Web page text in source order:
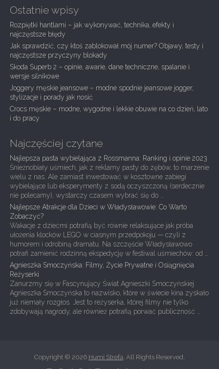
a
v
i
g
a
t
i
o
n
Ostatnie wpisy
Rozpiętki hantlami – jak wykonywać, technika, efekty i
najczęstsze błędy
Jak sprawdzić, czy ktoś zablokował mój numer? Objawy, testy i
najczęstsze przyczyny blokady
Skoda Superb 2 – opinie, awarie, dane techniczne, spalanie i
wersje silnikowe
Joggery męskie jeansowe – modne spodnie jeansowe jogger,
stylizacje i porady jak nosić
Crocs męskie – modne, wygodne i lekkie obuwie na co dzień, lato
i do pracy
Najczęściej czytane
Najlepsza pasta wybielająca z Rossmanna: Ranking i opinie 2023
Śnieżnobiały uśmiech, jak z reklamy pasty do zębów, to marzenie
wielu z nas. Ale zamiast inwestować w kosztowne zabiegi
wybielające lub eksperymenty z sodą oczyszczoną (serdecznie
nie polecamy), wystarczy czasem wybrać się do …
Najlepsze Atrakcje dla Dzieci w Władysławowie: Co Warto
Zobaczyć?
Wakacje z dziećmi potrafią być równie relaksujące jak próba
ułożenia klocków LEGO w ciasnym przedpokoju — czyli z
humorem i odrobiną dramatu. Na szczęście Władysławowo
potrafi zamienić rodzinną ekspedycję w festiwal uśmiechów: od …
Agnieszka Smoczyńska: Filmy, Życie Prywatne i Osiągnięcia
Reżyserki
Zanurzmy się w Fascynujący Świat Agnieszki Smoczyńskiej
Agnieszka Smoczyńska to nazwisko, które w świecie kina zyskało
już niemały rozgłos. Jest to reżyserka, której filmy nie tylko
zdobywają nagrody, ale również potrafią porwać publiczność …
Copyright © 2026 Humi Strefa. All Rights Reserved.